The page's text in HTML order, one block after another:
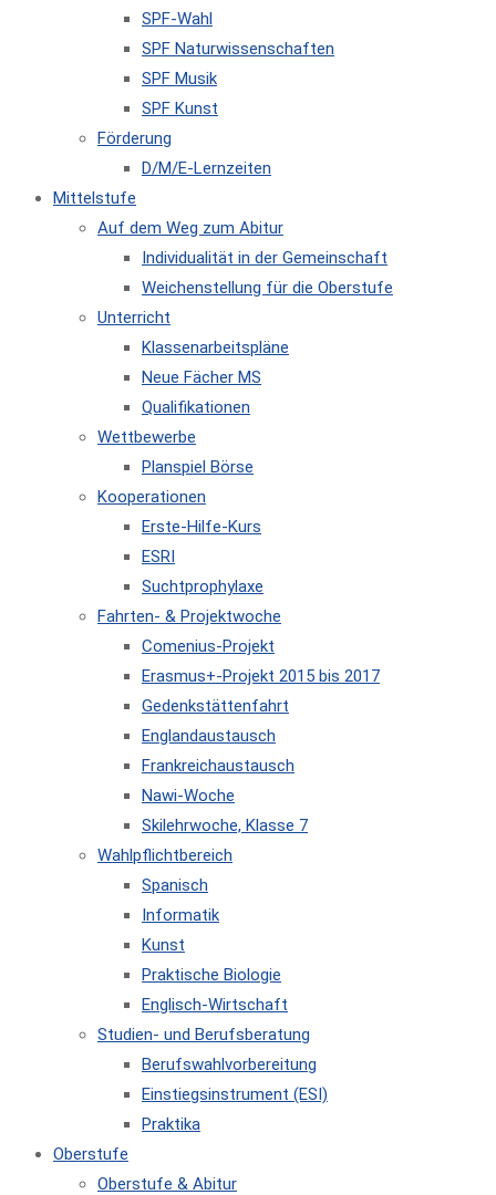
SPF-Wahl
SPF Naturwissenschaften
SPF Musik
SPF Kunst
Förderung
D/M/E-Lernzeiten
Mittelstufe
Auf dem Weg zum Abitur
Individualität in der Gemeinschaft
Weichenstellung für die Oberstufe
Unterricht
Klassenarbeitspläne
Neue Fächer MS
Qualifikationen
Wettbewerbe
Planspiel Börse
Kooperationen
Erste-Hilfe-Kurs
ESRI
Suchtprophylaxe
Fahrten- & Projektwoche
Comenius-Projekt
Erasmus+-Projekt 2015 bis 2017
Gedenkstättenfahrt
Englandaustausch
Frankreichaustausch
Nawi-Woche
Skilehrwoche, Klasse 7
Wahlpflichtbereich
Spanisch
Informatik
Kunst
Praktische Biologie
Englisch-Wirtschaft
Studien- und Berufsberatung
Berufswahlvorbereitung
Einstiegsinstrument (ESI)
Praktika
Oberstufe
Oberstufe & Abitur